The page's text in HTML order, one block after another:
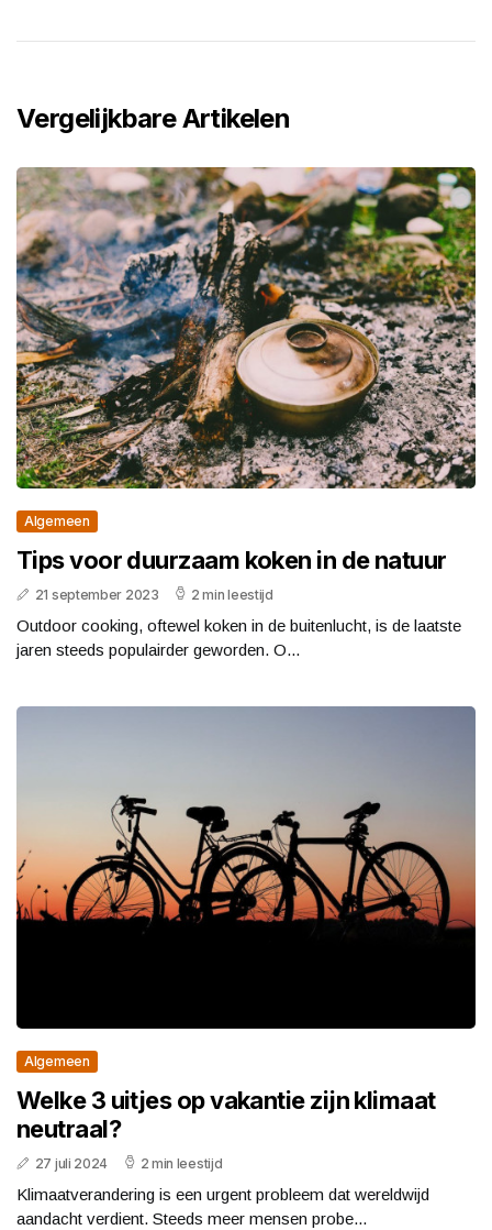
Vergelijkbare Artikelen
Algemeen
Tips voor duurzaam koken in de natuur
21 september 2023 2 min leestijd
Outdoor cooking, oftewel koken in de buitenlucht, is de laatste
jaren steeds populairder geworden. O...
Algemeen
Welke 3 uitjes op vakantie zijn klimaat
neutraal?
27 juli 2024 2 min leestijd
Klimaatverandering is een urgent probleem dat wereldwijd
aandacht verdient. Steeds meer mensen probe...